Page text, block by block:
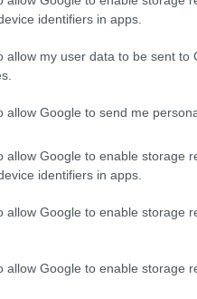
identifiers in apps.
allow my user data to be sent to
allow Google to send me
allow Google to enable storage
identifiers in apps.
allow Google to enable storage
allow Google to enable storage
az ellenzéki
teljes
sem szent, ha a
nem szolgálhatják
ezért követeli,
és távozzon az egri